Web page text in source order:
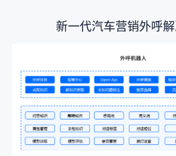
新一代汽车营销外呼